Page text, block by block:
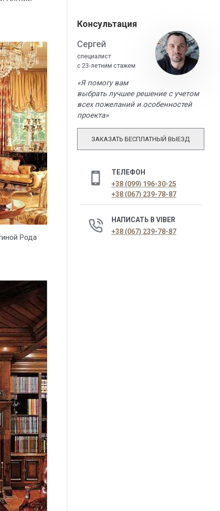
Рода
Консультация
Сергей
специалист
с 23-летним стажем
«Я помогу вам
выбрать лучшее решение с учетом
всех пожеланий и особенностей
проекта»
ЗАКАЗАТЬ БЕСПЛАТНЫЙ ВЫЕЗД
ТЕЛЕФОН
+38 (099) 196-30-25
+38 (067) 239-78-87
НАПИСАТЬ В VIBER
+38 (067) 239-78-87